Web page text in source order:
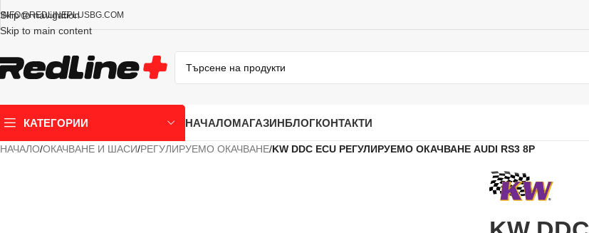
Skip to navigation
Skip to main content
INFO@REDLINEPLUSBG.COM
КАТЕГОРИИ НАЧАЛОМАГАЗИНБЛОГКОНТАКТИ
НАЧАЛО/ОКАЧВАНЕ И ШАСИ/РЕГУЛИРУЕМО ОКАЧВАНЕ/KW DDC ECU РЕГУЛИРУЕМО ОКАЧВАНЕ AUDI RS3 8P